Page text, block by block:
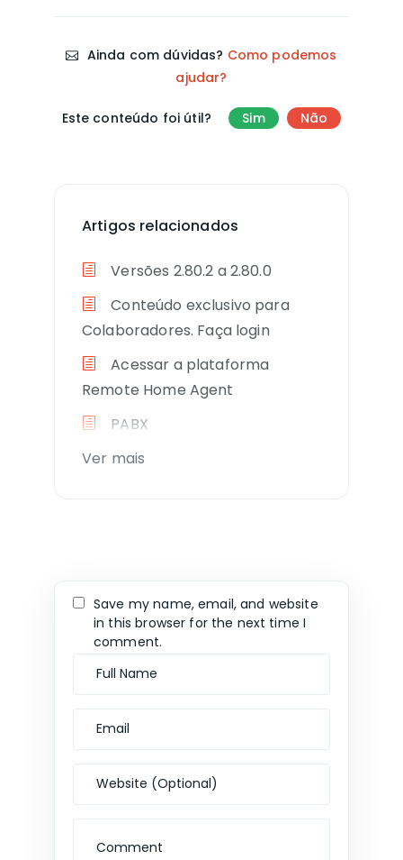
Ainda com dúvidas? Como podemos
ajudar?
Este conteúdo foi útil? Sim Não
Artigos relacionados
Versões 2.80.2 a 2.80.0
Conteúdo exclusivo para
Colaboradores. Faça login
Acessar a plataforma
Remote Home Agent
PABX
Ver mais
Save my name, email, and website
in this browser for the next time I
comment.